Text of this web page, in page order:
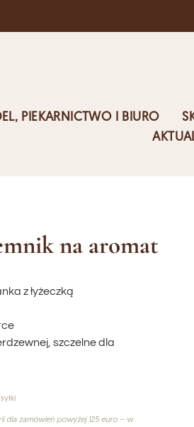
PIEKARNICTWO I BIURO
na aromat
z łyżeczką
szczelne dla
dla zamówień powyżej 125 euro – w